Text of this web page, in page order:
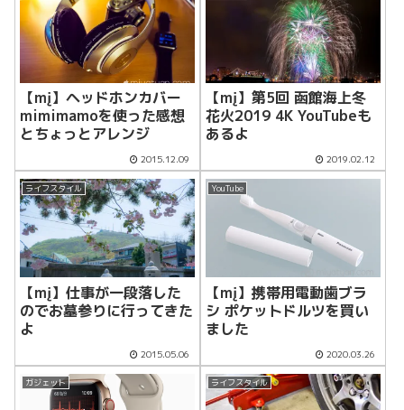
【mį】ヘッドホンカバー
mimimamoを使った感想
とちょっとアレンジ
2015.12.09
【mį】第5回 函館海上冬
花火2019 4K YouTubeも
あるよ
2019.02.12
ライフスタイル
【mį】仕事が一段落した
のでお墓参りに行ってきた
よ
2015.05.06
YouTube
【mį】携帯用電動歯ブラ
シ ポケットドルツを買い
ました
2020.03.26
ガジェット ライフスタイル